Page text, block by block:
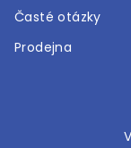
Časté otázky
Prodejna